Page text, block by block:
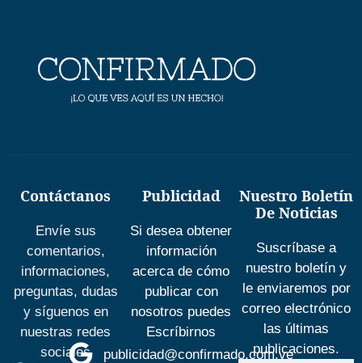
Contáctanos
Envíe sus
comentarios,
informaciones,
preguntas, dudas
y síguenos en
nuestras redes
sociales
Publicidad
Si desea obtener
información
acerca de cómo
publicar con
nosotros puedes
Escríbirnos
publicidad@confirmado.com.ve
Nuestro Boletín
De Noticias
Suscríbase a
nuestro boletín y
le enviaremos por
correo electrónico
las últimas
publicaciones.